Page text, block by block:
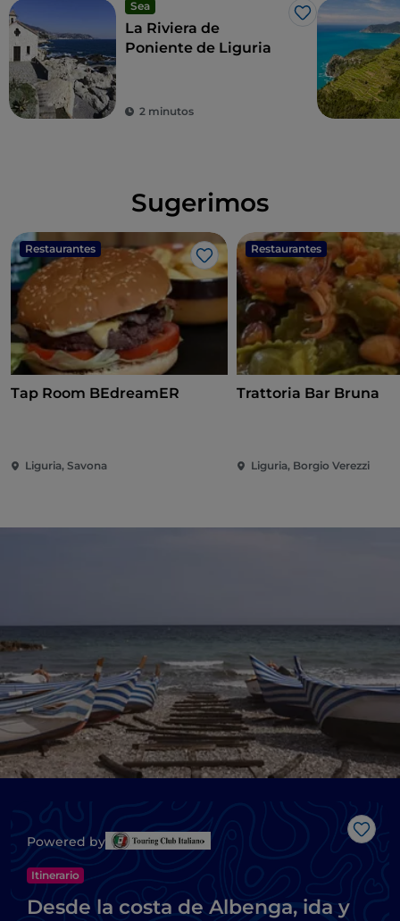
Sea
Me gusta
La Riviera de
Poniente de Liguria
2 minutos
Sugerimos
Restaurantes
Me gusta
Tap Room BEdreamER
Liguria, Savona
Restaurantes
Trattoria Bar Bruna
Liguria, Borgio Verezzi
Me
Powered by
Itinerario
Desde la costa de Albenga, ida y